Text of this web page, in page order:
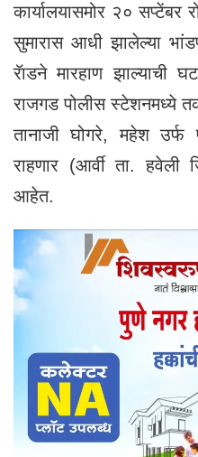
कार्यालयासमोर २० सप्टेंबर
सुमारास आधी झालेल्या
रॅाडने मारहाण झाल्याची
राजगड पोलीस स्टेशनमध्ये
तानाजी घोगरे, महेश उर्फ
राहणार (आर्वी ता.
आहेत.